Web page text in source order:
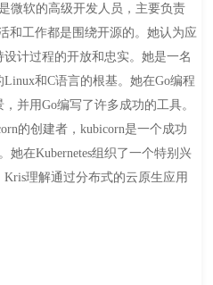
软的高级开发人员，主要负责
和工作都是围绕开源的。她认为应
计过程的开放和忠实。她是一名
和C语言的根基。她在Go编程
并用Go编写了许多成功的工具。
的创建者，kubicorn是一个成功
她在Kubernetes组织了一个特别兴
理解通过分布式的云原生应用